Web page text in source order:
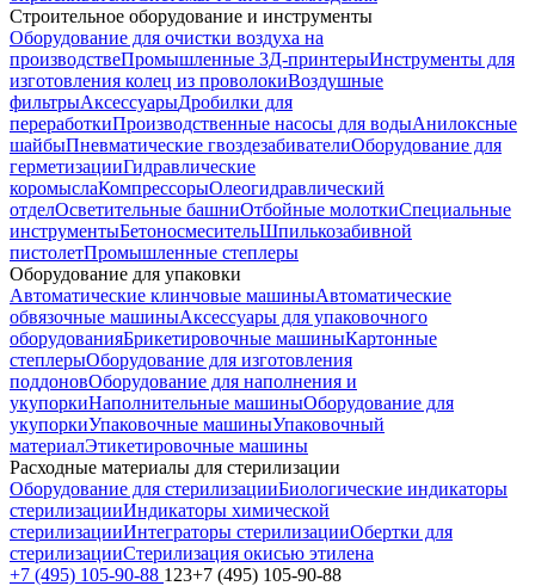
Строительное оборудование и инструменты
Оборудование для очистки воздуха на
производствеПромышленные 3Д-принтерыИнструменты для
изготовления колец из проволокиВоздушные
фильтрыАксессуарыДробилки для
переработкиПроизводственные насосы для водыАнилокcные
шайбыПневматические гвоздезабивателиОборудование для
герметизацииГидравлические
коромыслаКомпрессорыОлеогидравлический
отделОсветительные башниОтбойные молоткиСпециальные
инструментыБетоносмесительШпилькозабивной
пистолетПромышленные степлеры
Оборудование для упаковки
Автоматические клинчовые машиныАвтоматические
обвязочные машиныАксессуары для упаковочного
оборудованияБрикетировочные машиныКартонные
степлерыОборудование для изготовления
поддоновОборудование для наполнения и
укупоркиНаполнительные машиныОборудование для
укупоркиУпаковочные машиныУпаковочный
материалЭтикетировочные машины
Расходные материалы для стерилизации
Оборудование для стерилизацииБиологические индикаторы
стерилизацииИндикаторы химической
стерилизацииИнтеграторы стерилизацииОбертки для
стерилизацииСтерилизация окисью этилена
+7 (495) 105-90-88 123+7 (495) 105-90-88